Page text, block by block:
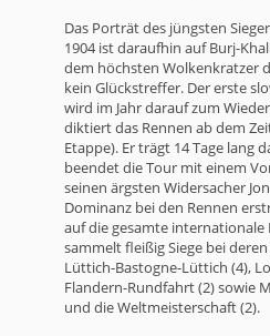
Das Porträt des jüngsten
1904 ist daraufhin auf Burj-
dem höchsten Wolkenkratzer
kein Glückstreffer. Der erste
wird im Jahr darauf zum
diktiert das Rennen ab dem
Etappe). Er trägt 14 Tage lang
beendet die Tour mit einem
seinen ärgsten Widersacher
Dominanz bei den Rennen
auf die gesamte
sammelt fleißig Siege bei
Lüttich-Bastogne-Lüttich (4),
Flandern-Rundfahrt (2) sowie
und die Weltmeisterschaft (2).